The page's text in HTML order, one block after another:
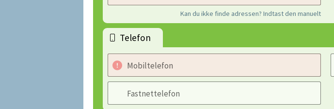
Kan du ikke finde adressen? Indtast den manuelt
Telefon
Mobiltelefon
Fastnettelefon